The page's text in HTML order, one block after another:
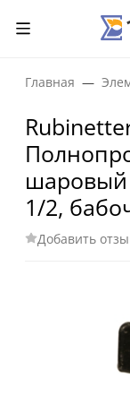
Главная
шаровый
1/2,
Добавить